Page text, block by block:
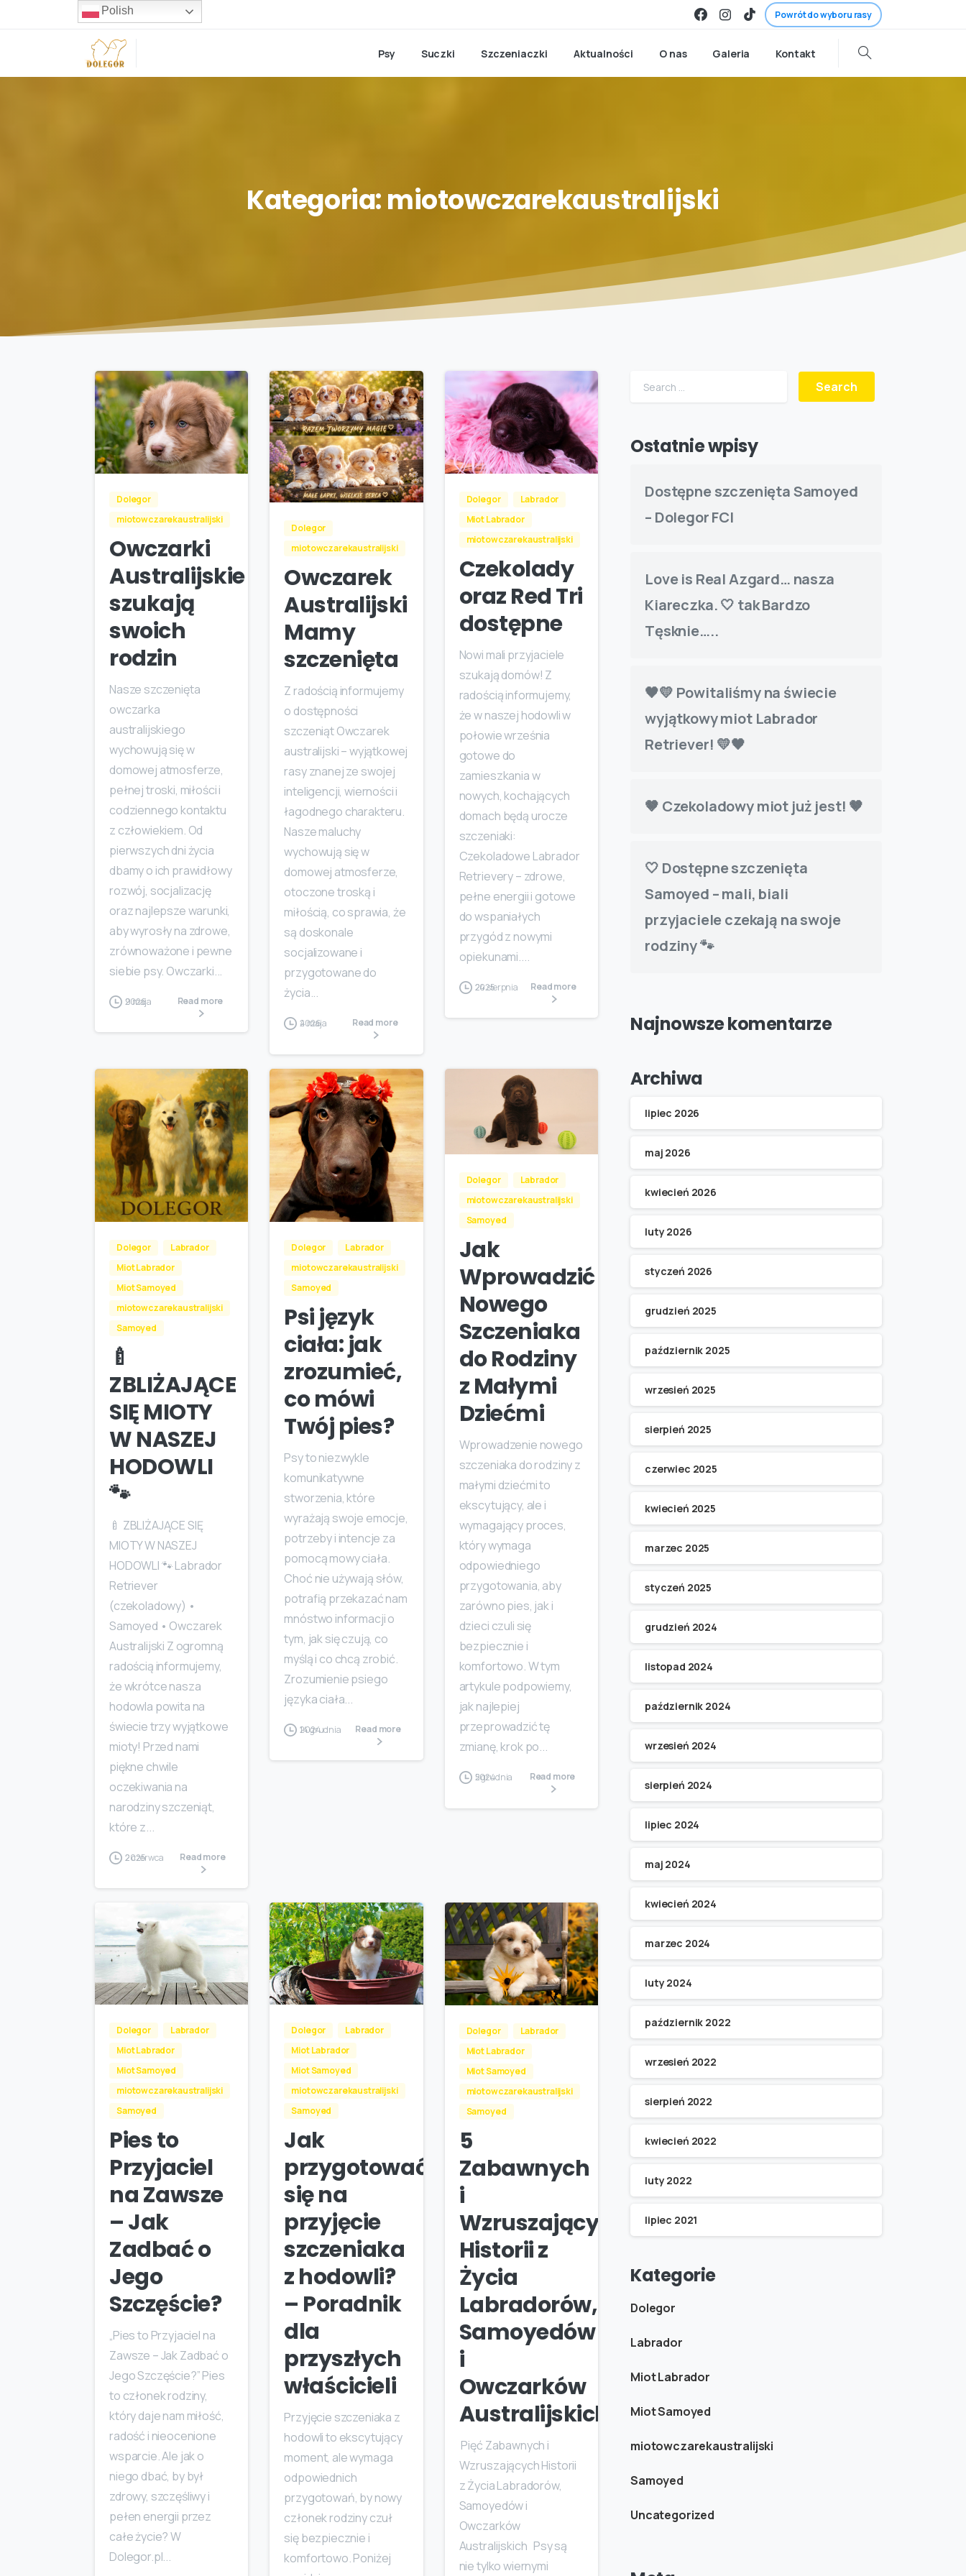
Powrót do wyboru rasy
Psy Suczki Szczeniaczki Aktualności O nas Galeria Kontakt
Kategoria:miotowczarekaustralijski
Dolegor
miotowczarekaustralijski
Owczarki
Australijskie
szukają
swoich
rodzin
Nasze szczenięta
owczarka
australijskiego
wychowują się w
domowej atmosferze,
pełnej troski, miłości i
codziennego kontaktu
z człowiekiem. Od
pierwszych dni życia
dbamy o ich prawidłowy
rozwój, socjalizację
oraz najlepsze warunki,
aby wyrosły na zdrowe,
zrównoważone i pewne
siebie psy. Owczarki...
9 maja 2026 Read more
Dolegor
miotowczarekaustralijski
Owczarek
Australijski
Mamy
szczenięta
Z radością informujemy
o dostępności
szczeniąt Owczarek
australijski – wyjątkowej
rasy znanej ze swojej
inteligencji, wierności i
łagodnego charakteru.
Nasze maluchy
wychowują się w
domowej atmosferze,
otoczone troską i
miłością, co sprawia, że
są doskonale
socjalizowane i
przygotowane do
życia...
4 maja 2026 Read more
Dolegor
Labrador
Miot Labrador
miotowczarekaustralijski
Czekolady
oraz Red Tri
dostępne
Nowi mali przyjaciele
szukają domów! Z
radością informujemy,
że w naszej hodowli w
połowie września
gotowe do
zamieszkania w
nowych, kochających
domach będą urocze
szczeniaki:
Czekoladowe Labrador
Retrievery – zdrowe,
pełne energii i gotowe
do wspaniałych
przygód z nowymi
opiekunami....
24 sierpnia 2025 Read more
Dolegor
Labrador
Miot Labrador
Miot Samoyed
miotowczarekaustralijski
Samoyed
🍼
ZBLIŻAJĄCE
SIĘ MIOTY
W NASZEJ
HODOWLI
🐾
🍼 ZBLIŻAJĄCE SIĘ
MIOTY W NASZEJ
HODOWLI 🐾 Labrador
Retriever
(czekoladowy) •
Samoyed • Owczarek
Australijski Z ogromną
radością informujemy,
że wkrótce nasza
hodowla powita na
świecie trzy wyjątkowe
mioty! Przed nami
piękne chwile
oczekiwania na
narodziny szczeniąt,
które z...
2 czerwca 2025 Read more
Dolegor
Labrador
miotowczarekaustralijski
Samoyed
Psi język
ciała: jak
zrozumieć,
co mówi
Twój pies?
Psy to niezwykle
komunikatywne
stworzenia, które
wyrażają swoje emocje,
potrzeby i intencje za
pomocą mowy ciała.
Choć nie używają słów,
potrafią przekazać nam
mnóstwo informacji o
tym, jak się czują, co
myślą i co chcą zrobić.
Zrozumienie psiego
języka ciała...
14 grudnia 2024 Read more
Dolegor
Labrador
miotowczarekaustralijski
Samoyed
Jak
Wprowadzić
Nowego
Szczeniaka
do Rodziny
z Małymi
Dziećmi
Wprowadzenie nowego
szczeniaka do rodziny z
małymi dziećmi to
ekscytujący, ale i
wymagający proces,
który wymaga
odpowiedniego
przygotowania, aby
zarówno pies, jak i
dzieci czuli się
bezpiecznie i
komfortowo. W tym
artykule podpowiemy,
jak najlepiej
przeprowadzić tę
zmianę, krok po...
5 grudnia 2024 Read more
Dolegor
Labrador
Miot Labrador
Miot Samoyed
miotowczarekaustralijski
Samoyed
Pies to
Przyjaciel
na Zawsze
– Jak
Zadbać o
Jego
Szczęście?
„Pies to Przyjaciel na
Zawsze – Jak Zadbać o
Jego Szczęście?” Pies
to członek rodziny,
który daje nam miłość,
radość i nieocenione
wsparcie. Ale jak o
niego dbać, by był
zdrowy, szczęśliwy i
pełen energii przez
całe życie? W
Dolegor.pl...
Dolegor
Labrador
Miot Labrador
Miot Samoyed
miotowczarekaustralijski
Samoyed
Jak
przygotować
się na
przyjęcie
szczeniaka
z hodowli?
– Poradnik
dla
przyszłych
właścicieli
Przyjęcie szczeniaka z
hodowli to ekscytujący
moment, ale wymaga
odpowiednich
przygotowań, by nowy
członek rodziny czuł
się bezpiecznie i
komfortowo. Poniżej
Dolegor
Labrador
Miot Labrador
Miot Samoyed
miotowczarekaustralijski
Samoyed
5
Zabawnych
i
Wzruszających
Historii z
Życia
Labradorów,
Samoyedów
i
Owczarków
Australijskich
Pięć Zabawnych i
Wzruszających Historii
z Życia Labradorów,
Samoyedów i
Owczarków
Australijskich Psy są
nie tylko wiernymi
Ostatnie wpisy
Dostępne szczenięta Samoyed
– Dolegor FCI
Love is Real Azgard… nasza
Kiareczka. 🤍 tak Bardzo
Tęsknie…..
🖤💛 Powitaliśmy na świecie
wyjątkowy miot Labrador
Retriever! 💛🖤
🤎 Czekoladowy miot już jest! 🤎
🤍 Dostępne szczenięta
Samoyed – mali, biali
przyjaciele czekają na swoje
rodziny 🐾
Najnowsze komentarze
Archiwa
lipiec 2026
maj 2026
kwiecień 2026
luty 2026
styczeń 2026
grudzień 2025
październik 2025
wrzesień 2025
sierpień 2025
czerwiec 2025
kwiecień 2025
marzec 2025
styczeń 2025
grudzień 2024
listopad 2024
październik 2024
wrzesień 2024
sierpień 2024
lipiec 2024
maj 2024
kwiecień 2024
marzec 2024
luty 2024
październik 2022
wrzesień 2022
sierpień 2022
kwiecień 2022
luty 2022
lipiec 2021
Kategorie
Dolegor
Labrador
Miot Labrador
Miot Samoyed
miotowczarekaustralijski
Samoyed
Uncategorized
Polish